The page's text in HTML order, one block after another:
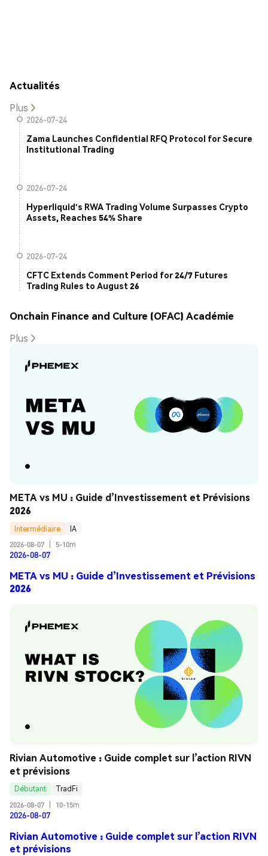
Actualités
Plus
2026-07-24
Zama Launches Confidential RFQ Protocol for Secure
Institutional Trading
2026-07-24
Hyperliquid's RWA Trading Volume Surpasses Crypto
Assets, Reaches 54% Share
2026-07-24
CFTC Extends Comment Period for 24/7 Futures
Trading Rules to August 26
Onchain Finance and Culture (OFAC) Académie
Plus
META vs MU : Guide d’Investissement et Prévisions
2026
Intermédiaire
IA
2026-08-07
5-10m
2026-08-07
META vs MU : Guide d’Investissement et Prévisions
2026
Rivian Automotive : Guide complet sur l’action RIVN
et prévisions
Débutant
TradFi
2026-08-07
10-15m
2026-08-07
Rivian Automotive : Guide complet sur l’action RIVN
et prévisions